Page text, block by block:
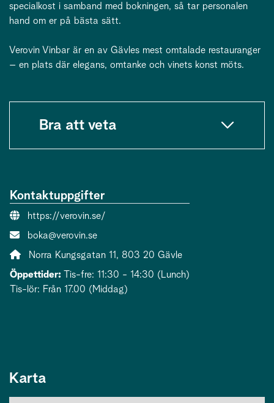
specialkost i samband med bokningen, så tar personalen
hand om er på bästa sätt.
Verovin Vinbar är en av Gävles mest omtalade restauranger
– en plats där elegans, omtanke och vinets konst möts.
Bra att veta
Kontaktuppgifter
Webbsida:
https://verovin.se/
E-post:
boka@verovin.se
Adress:
Norra Kungsgatan 11, 803 20 Gävle
Öppettider: Tis-fre: 11:30 - 14:30 (Lunch)
Tis-lör: Från 17.00 (Middag)
Karta